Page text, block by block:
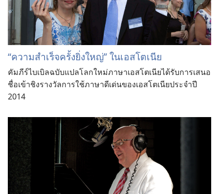
“ความสำเร็จครั้งยิ่งใหญ่” ในเอสโตเนีย
คัมภีร์ไบเบิลฉบับแปลโลกใหม่ภาษาเอสโตเนียได้รับการเสนอ
ชื่อเข้าชิงรางวัลการใช้ภาษาดีเด่นของเอสโตเนียประจำปี
2014